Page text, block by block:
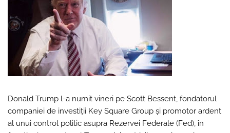
Donald Trump l-a numit vineri pe Scott Bessent, fondatorul
companiei de investiţii Key Square Group şi promotor ardent
al unui control politic asupra Rezervei Federale (Fed), în